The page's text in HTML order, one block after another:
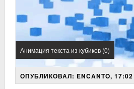
Анимация текста из кубиков (0)
ОПУБЛИКОВАЛ: ENCANTO, 17:02